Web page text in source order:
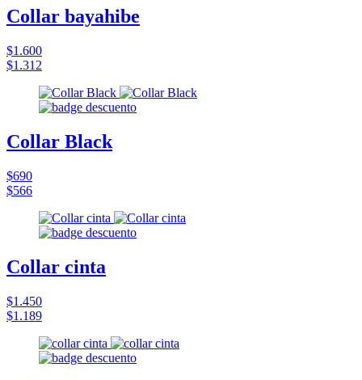
Collar bayahibe
$1.600
$1.312
Collar Black
$690
$566
Collar cinta
$1.450
$1.189